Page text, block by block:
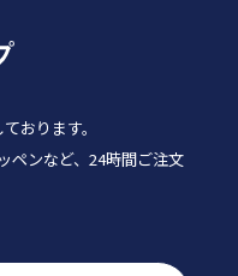
おります。
ペンなど、24時間ご注文